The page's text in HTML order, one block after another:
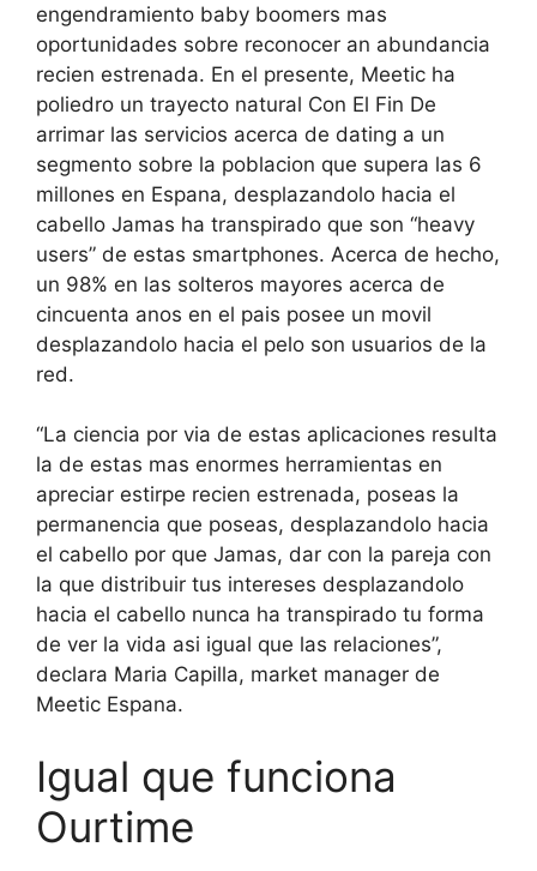
engendramiento baby boomers mas
oportunidades sobre reconocer an abundancia
recien estrenada. En el presente, Meetic ha
poliedro un trayecto natural Con El Fin De
arrimar las servicios acerca de dating a un
segmento sobre la poblacion que supera las 6
millones en Espana, desplazandolo hacia el
cabello Jamas ha transpirado que son “heavy
users” de estas smartphones. Acerca de hecho,
un 98% en las solteros mayores acerca de
cincuenta anos en el pais posee un movil
desplazandolo hacia el pelo son usuarios de la
red.
“La ciencia por via de estas aplicaciones resulta
la de estas mas enormes herramientas en
apreciar estirpe recien estrenada, poseas la
permanencia que poseas, desplazandolo hacia
el cabello por que Jamas, dar con la pareja con
la que distribuir tus intereses desplazandolo
hacia el cabello nunca ha transpirado tu forma
de ver la vida asi igual que las relaciones”,
declara Maria Capilla, market manager de
Meetic Espana.
Igual que funciona
Ourtime